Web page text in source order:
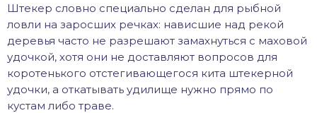
Штекер словно специально сделан для рыбной
ловли на заросших речках: нависшие над рекой
деревья часто не разрешают замахнуться с маховой
удочкой, хотя они не доставляют вопросов для
коротенького отстегивающегося кита штекерной
удочки, а откатывать удилище нужно прямо по
кустам либо траве.